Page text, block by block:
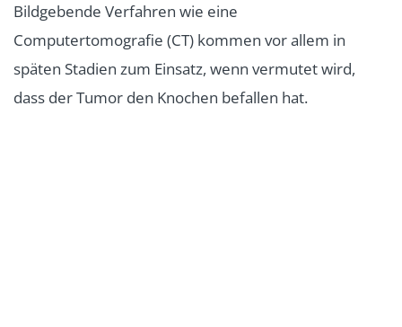
Bildgebende Verfahren wie eine
Computertomografie (CT) kommen vor allem in
späten Stadien zum Einsatz, wenn vermutet wird,
dass der Tumor den Knochen befallen hat.